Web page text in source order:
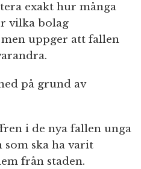
exakt hur många
vilka bolag
uppger att fallen
på grund av
i de nya fallen unga
ska ha varit
från staden.